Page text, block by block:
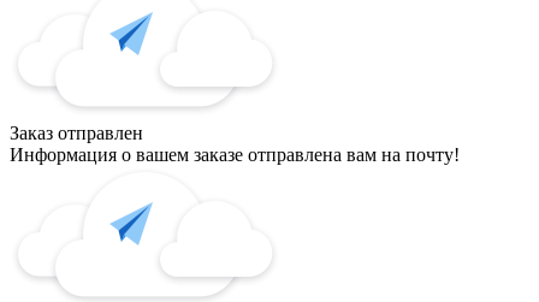
Заказ отправлен
Информация о вашем заказе отправлена вам на почту!